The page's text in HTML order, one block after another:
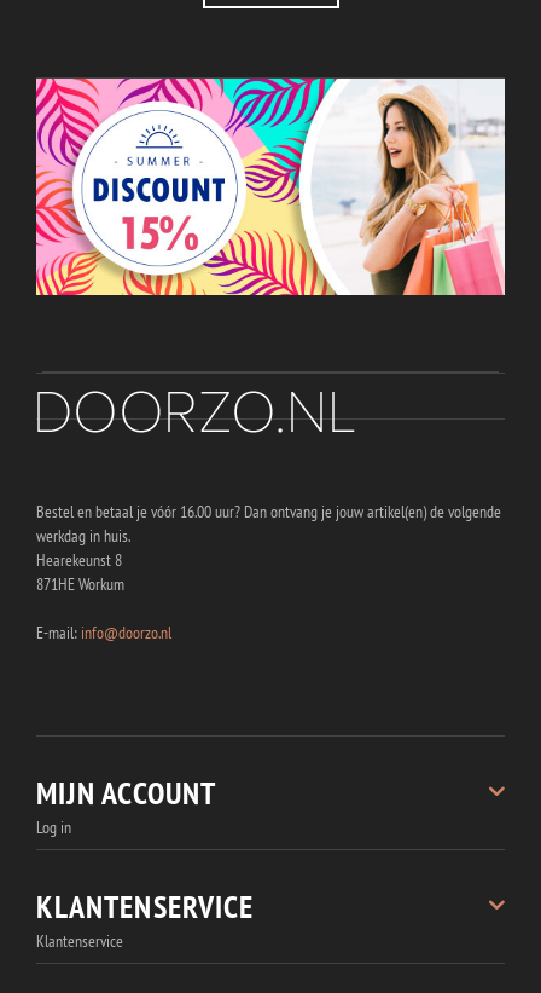
Bestel en betaal je vóór 16.00 uur? Dan ontvang je jouw artikel(en) de volgende
werkdag in huis.
Hearekeunst 8
871HE Workum
E-mail: info@doorzo.nl
MIJN ACCOUNT
Log in
Bestellingen
Accountgegevens
KLANTENSERVICE
Klantenservice